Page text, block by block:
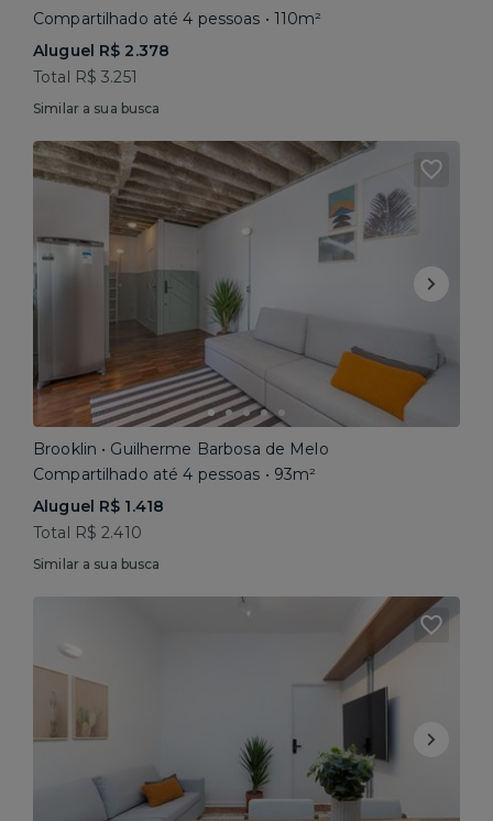
Compartilhado até 4 pessoas • 110m²
Aluguel R$ 2.378
Total R$ 3.251
Similar a sua busca
Brooklin • Guilherme Barbosa de Melo
Compartilhado até 4 pessoas • 93m²
Aluguel R$ 1.418
Total R$ 2.410
Similar a sua busca